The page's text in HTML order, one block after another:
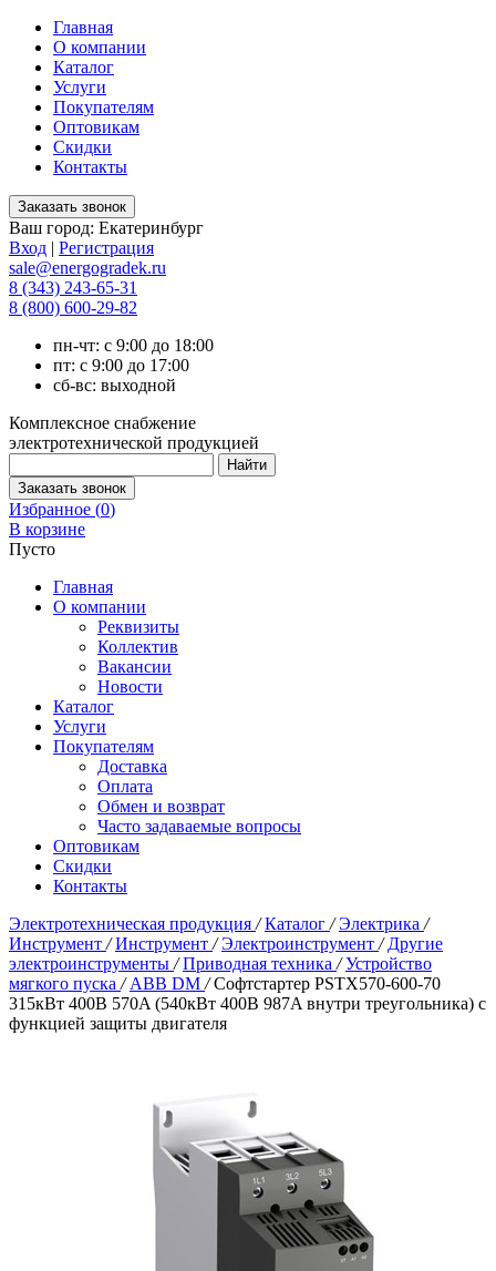
Главная
О компании
Каталог
Услуги
Покупателям
Оптовикам
Скидки
Контакты
Ваш город: Екатеринбург
Вход | Регистрация
sale@energogradek.ru
8 (343) 243-65-31
8 (800) 600-29-82
пн-чт: с 9:00 до 18:00
пт: с 9:00 до 17:00
сб-вс: выходной
Комплексное снабжение
электротехнической продукцией
Избранное (0)
В корзине
Пусто
Главная
О компании
Реквизиты
Коллектив
Вакансии
Новости
Каталог
Услуги
Покупателям
Доставка
Оплата
Обмен и возврат
Часто задаваемые вопросы
Оптовикам
Скидки
Контакты
Электротехническая продукция / Каталог / Электрика /
Инструмент / Инструмент / Электроинструмент / Другие
электроинструменты / Приводная техника / Устройство
мягкого пуска / ABB DM / Софтстартер PSTX570-600-70
315кВт 400В 570A (540кВт 400В 987A внутри треугольника) с
функцией защиты двигателя